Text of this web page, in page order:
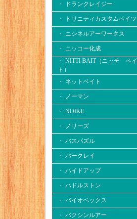
・ ドランクレイジー
・ トリニティカスタムベイツ
・ ニシネルアーワークス
・ ニッコー化成
・ NITTI BAIT（ニッチ ベイ
ト）
・ ネットベイト
・ ノーマン
・ NOIKE
・ ノリーズ
・ バスパズル
・ バークレイ
・ ハイドアップ
・ ハドルストン
・ バイオベックス
・ バクシンルアー